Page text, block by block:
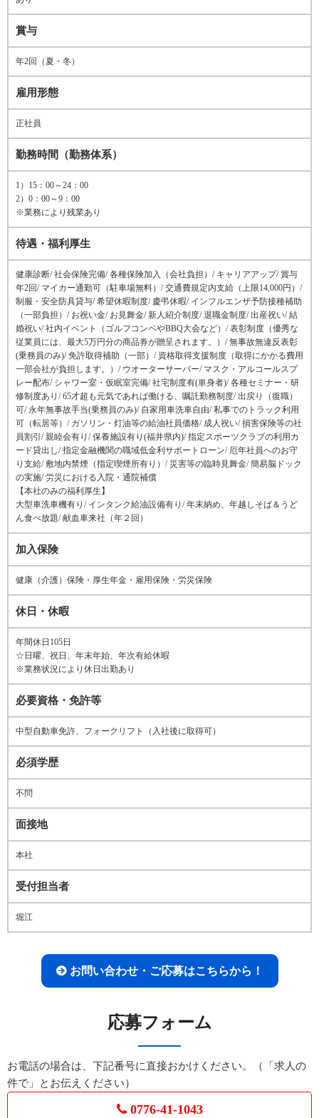
賞与
年2回（夏・冬）
雇用形態
正社員
勤務時間（勤務体系）
1）15：00～24：00
2）0：00～9：00
※業務により残業あり
待遇・福利厚生
健康診断/ 社会保険完備/ 各種保険加入（会社負担）/ キャリアアップ/ 賞与
年2回/ マイカー通勤可（駐車場無料）/ 交通費規定内支給（上限14,000円）/
制服・安全防具貸与/ 希望休暇制度/ 慶弔休暇/ インフルエンザ予防接種補助
（一部負担）/ お祝い金/ お見舞金/ 新人紹介制度/ 退職金制度/ 出産祝い/ 結
婚祝い/ 社内イベント（ゴルフコンペやBBQ大会など）/ 表彰制度（優秀な
従業員には、最大5万円分の商品券が贈呈されます。）/ 無事故無違反表彰
(乗務員のみ)/ 免許取得補助（一部）/ 資格取得支援制度（取得にかかる費用
一部会社が負担します。）/ ウオーターサーバー/ マスク・アルコールスプ
レー配布/ シャワー室・仮眠室完備/ 社宅制度有(単身者)/ 各種セミナー・研
修制度あり/ 65才超も元気であれば働ける、嘱託勤務制度/ 出戻り（復職）
可/ 永年無事故手当(乗務員のみ)/ 自家用車洗車自由/ 私事でのトラック利用
可（転居等）/ ガソリン・灯油等の給油社員価格/ 成人祝い/ 損害保険等の社
員割引/ 親睦会有り/ 保養施設有り(福井県内)/ 指定スポーツクラブの利用カ
ード貸出し/ 指定金融機関の職域低金利サポートローン/ 厄年社員へのお守
り支給/ 敷地内禁煙（指定喫煙所有り）/ 災害等の臨時見舞金/ 簡易脳ドック
の実施/ 労災における入院・通院補償
【本社のみの福利厚生】
大型車洗車機有り/ インタンク給油設備有り/ 年末納め、年越しそば＆うど
ん食べ放題/ 献血車来社（年２回）
加入保険
健康（介護）保険・厚生年金・雇用保険・労災保険
休日・休暇
年間休日105日
☆日曜、祝日、年末年始、年次有給休暇
※業務状況により休日出勤あり
必要資格・免許等
中型自動車免許、フォークリフト（入社後に取得可）
必須学歴
不問
面接地
本社
受付担当者
堀江
お問い合わせ・ご応募はこちらから！
応募フォーム
お電話の場合は、下記番号に直接おかけください。（「求人の
件で」とお伝えください）
0776-41-1043